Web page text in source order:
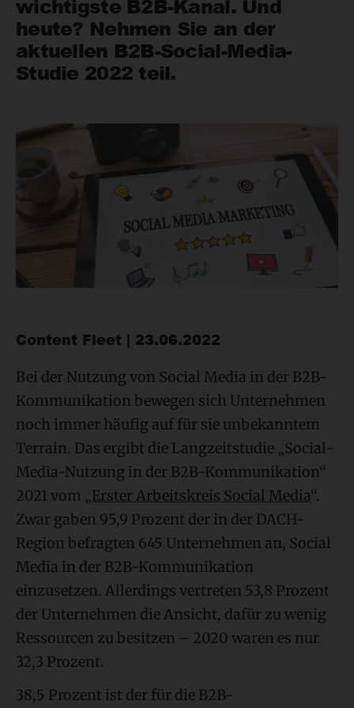
wichtigste B2B-Kanal. Und
heute? Nehmen Sie an der
aktuellen B2B-Social-Media-
Studie 2022 teil.
Content Fleet | 23.06.2022
Bei der Nutzung von Social Media in der B2B-
Kommunikation bewegen sich Unternehmen
noch immer häufig auf für sie unbekanntem
Terrain. Das ergibt die Langzeitstudie „Social-
Media-Nutzung in der B2B-Kommunikation“
2021 vom „Erster Arbeitskreis Social Media“.
Zwar gaben 95,9 Prozent der in der DACH-
Region befragten 645 Unternehmen an, Social
Media in der B2B-Kommunikation
einzusetzen. Allerdings vertreten 53,8 Prozent
der Unternehmen die Ansicht, dafür zu wenig
Ressourcen zu besitzen – 2020 waren es nur
32,3 Prozent.
38,5 Prozent ist der für die B2B-